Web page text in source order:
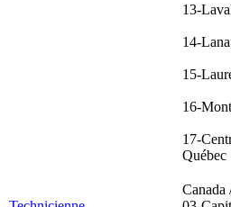
13-
14-
15-
16-
17-
Québec
Canada